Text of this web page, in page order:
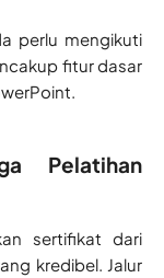
perlu mengikuti
fitur dasar
Pelatihan
sertifikat dari
kredibel. Jalur